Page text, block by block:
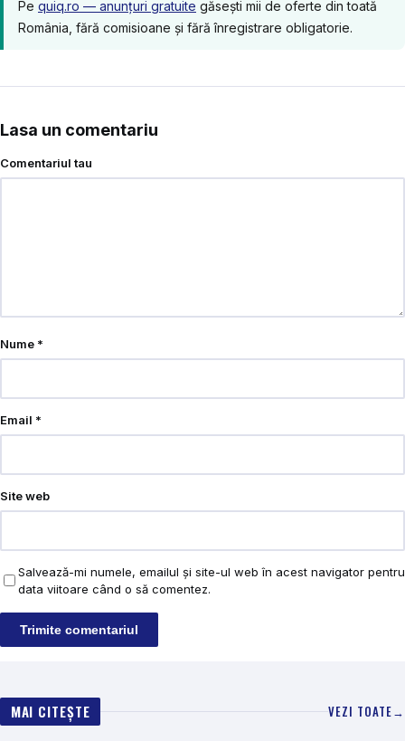
Pe quiq.ro — anunțuri gratuite găsești mii de oferte din toată
România, fără comisioane și fără înregistrare obligatorie.
Lasa un comentariu
Comentariul tau
Nume *
Email *
Site web
Salvează-mi numele, emailul și site-ul web în acest navigator pentru
data viitoare când o să comentez.
MAI CITEȘTE VEZI TOATE→